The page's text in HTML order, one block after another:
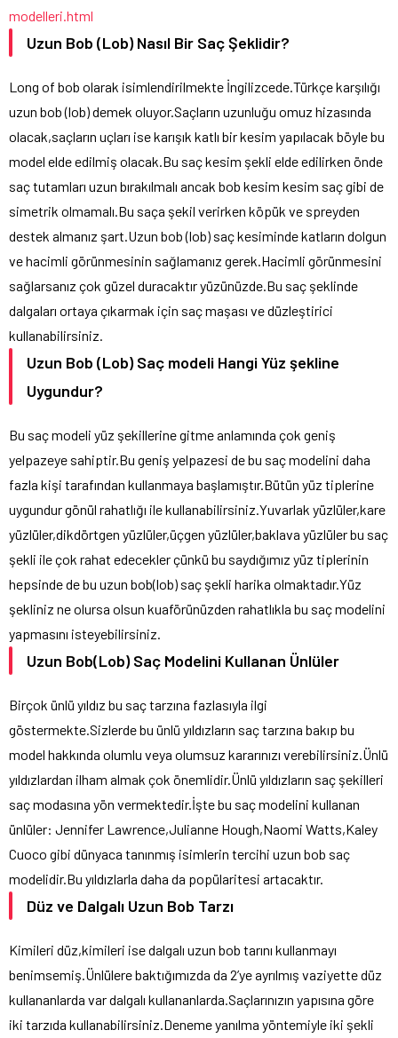
modelleri.html
Uzun Bob (Lob) Nasıl Bir Saç Şeklidir?
Long of bob olarak isimlendirilmekte İngilizcede.Türkçe karşılığı
uzun bob (lob) demek oluyor.Saçların uzunluğu omuz hizasında
olacak,saçların uçları ise karışık katlı bir kesim yapılacak böyle bu
model elde edilmiş olacak.Bu saç kesim şekli elde edilirken önde
saç tutamları uzun bırakılmalı ancak bob kesim kesim saç gibi de
simetrik olmamalı.Bu saça şekil verirken köpük ve spreyden
destek almanız şart.Uzun bob (lob) saç kesiminde katların dolgun
ve hacimli görünmesinin sağlamanız gerek.Hacimli görünmesini
sağlarsanız çok güzel duracaktır yüzünüzde.Bu saç şeklinde
dalgaları ortaya çıkarmak için saç maşası ve düzleştirici
kullanabilirsiniz.
Uzun Bob (Lob) Saç modeli Hangi Yüz şekline
Uygundur?
Bu saç modeli yüz şekillerine gitme anlamında çok geniş
yelpazeye sahiptir.Bu geniş yelpazesi de bu saç modelini daha
fazla kişi tarafından kullanmaya başlamıştır.Bütün yüz tiplerine
uygundur gönül rahatlığı ile kullanabilirsiniz.Yuvarlak yüzlüler,kare
yüzlüler,dikdörtgen yüzlüler,üçgen yüzlüler,baklava yüzlüler bu saç
şekli ile çok rahat edecekler çünkü bu saydığımız yüz tiplerinin
hepsinde de bu uzun bob(lob) saç şekli harika olmaktadır.Yüz
şekliniz ne olursa olsun kuaförünüzden rahatlıkla bu saç modelini
yapmasını isteyebilirsiniz.
Uzun Bob(Lob) Saç Modelini Kullanan Ünlüler
Birçok ünlü yıldız bu saç tarzına fazlasıyla ilgi
göstermekte.Sizlerde bu ünlü yıldızların saç tarzına bakıp bu
model hakkında olumlu veya olumsuz kararınızı verebilirsiniz.Ünlü
yıldızlardan ilham almak çok önemlidir.Ünlü yıldızların saç şekilleri
saç modasına yön vermektedir.İşte bu saç modelini kullanan
ünlüler: Jennifer Lawrence,Julianne Hough,Naomi Watts,Kaley
Cuoco gibi dünyaca tanınmış isimlerin tercihi uzun bob saç
modelidir.Bu yıldızlarla daha da popülaritesi artacaktır.
Düz ve Dalgalı Uzun Bob Tarzı
Kimileri düz,kimileri ise dalgalı uzun bob tarını kullanmayı
benimsemiş.Ünlülere baktığımızda da 2’ye ayrılmış vaziyette düz
kullananlarda var dalgalı kullananlarda.Saçlarınızın yapısına göre
iki tarzıda kullanabilirsiniz.Deneme yanılma yöntemiyle iki şekli